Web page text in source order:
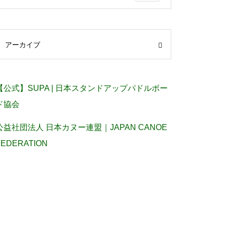
アーカイブ
【公式】SUPA | 日本スタンドアップパドルボー
協会
益社団法人 日本カヌー連盟｜JAPAN CANOE